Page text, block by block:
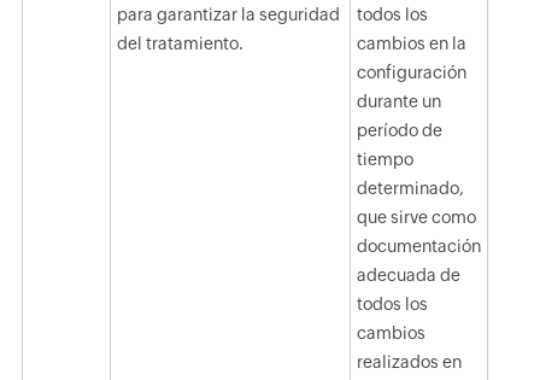
para garantizar la seguridad
del tratamiento.
todos los
cambios en la
configuración
durante un
período de
tiempo
determinado,
que sirve como
documentación
adecuada de
todos los
cambios
realizados en